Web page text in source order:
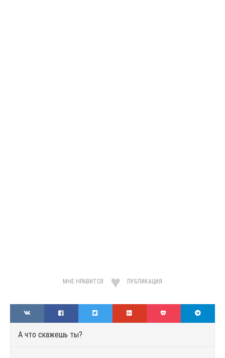
МНЕ НРАВИТСЯ ПУБЛИКАЦИЯ
А что скажешь ты?